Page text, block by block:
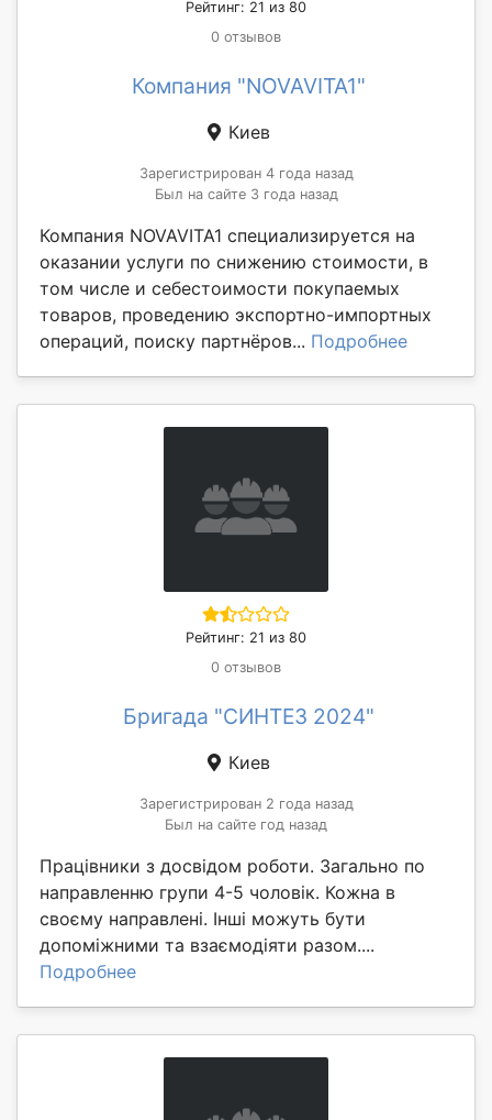
Рейтинг: 21 из 80
0 отзывов
Компания "NOVAVITA1"
Киев
Зарегистрирован 4 года назад
Был на сайте 3 года назад
Компания NOVAVITA1 специализируется на
оказании услуги по снижению стоимости, в
том числе и себестоимости покупаемых
товаров, проведению экспортно-импортных
операций, поиску партнёров... Подробнее
Рейтинг: 21 из 80
0 отзывов
Бригада "СИНТЕЗ 2024"
Киев
Зарегистрирован 2 года назад
Был на сайте год назад
Працівники з досвідом роботи. Загально по
направленню групи 4-5 чоловік. Кожна в
своєму направлені. Інші можуть бути
допоміжними та взаємодіяти разом....
Подробнее